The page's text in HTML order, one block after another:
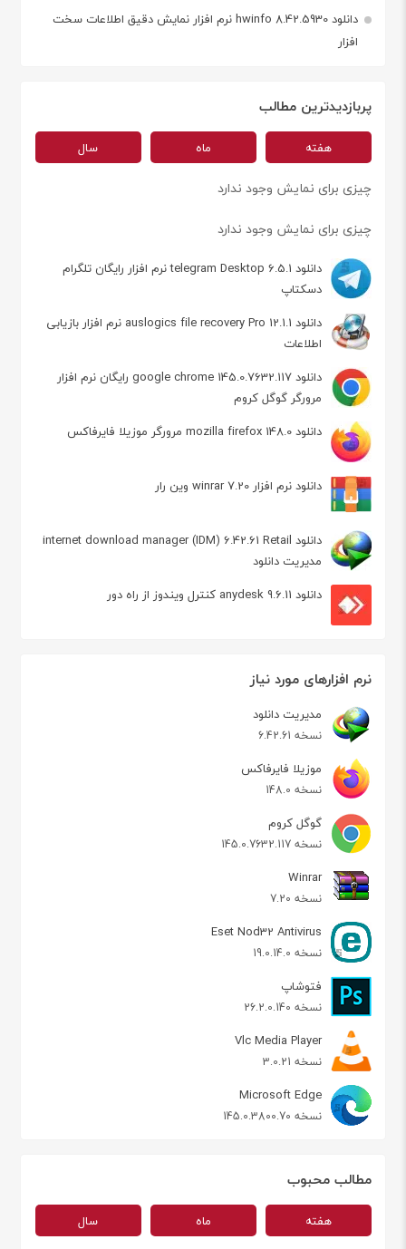
دانلود hwinfo 8.42.5930 نرم افزار نمایش دقیق اطلاعات سخت
افزار
پربازدیدترین مطالب
هفته ماه سال
چیزی برای نمایش وجود ندارد
چیزی برای نمایش وجود ندارد
دانلود telegram Desktop 6.5.1 نرم افزار رایگان تلگرام
دسکتاپ
دانلود auslogics file recovery Pro 12.1.1 نرم افزار بازیابی
اطلاعات
دانلود google chrome 145.0.7632.117 رایگان نرم افزار
مرورگر گوگل کروم
دانلود mozilla firefox 148.0 مرورگر موزیلا فایرفاکس
دانلود نرم افزار winrar 7.20 وین رار
دانلود internet download manager (IDM) 6.42.61 Retail
مدیریت دانلود
دانلود anydesk 9.6.11 کنترل ویندوز از راه دور
نرم افزارهای مورد نیاز
مدیریت دانلود
نسخه 6.42.61
موزیلا فایرفاکس
نسخه 148.0
گوگل کروم
نسخه 145.0.7632.117
Winrar
نسخه 7.20
Eset Nod32 Antivirus
نسخه 19.0.14.0
فتوشاپ
نسخه 26.2.0.140
Vlc Media Player
نسخه 3.0.21
Microsoft Edge
نسخه 145.0.3800.70
مطالب محبوب
هفته ماه سال